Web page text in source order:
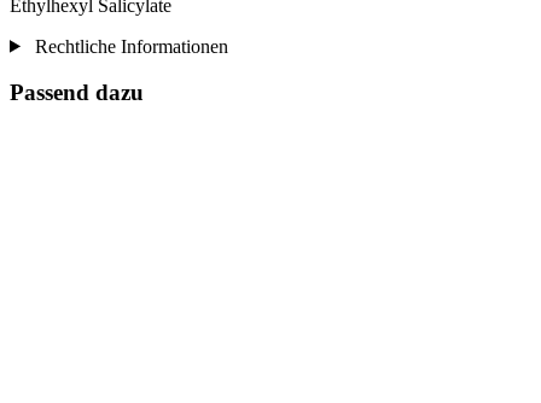
Ethylhexyl Salicylate
Rechtliche Informationen
Passend dazu